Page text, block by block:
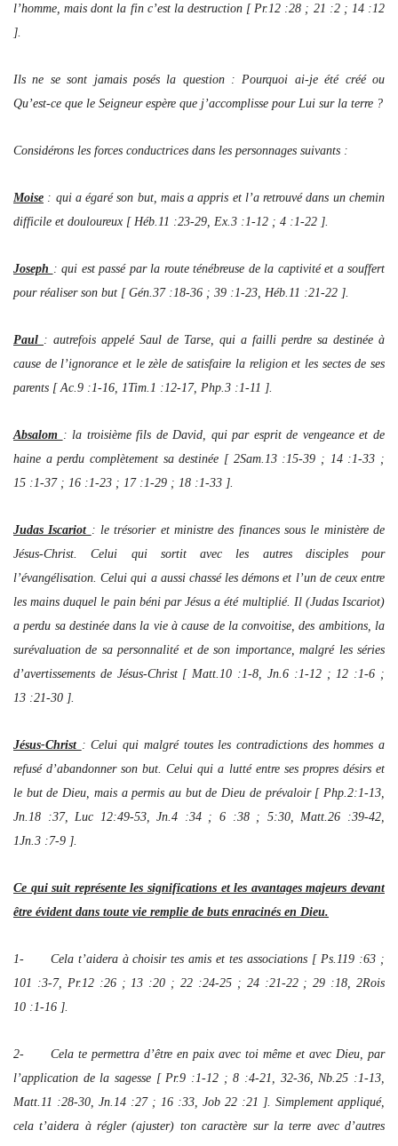
l’homme, mais dont la fin c’est la destruction [ Pr.12 :28 ; 21 :2 ; 14 :12
].
Ils ne se sont jamais posés la question : Pourquoi ai-je été créé ou
Qu’est-ce que le Seigneur espère que j’accomplisse pour Lui sur la terre ?
Considérons les forces conductrices dans les personnages suivants :
Moise : qui a égaré son but, mais a appris et l’a retrouvé dans un chemin
difficile et douloureux [ Héb.11 :23-29, Ex.3 :1-12 ; 4 :1-22 ].
Joseph : qui est passé par la route ténébreuse de la captivité et a souffert
pour réaliser son but [ Gén.37 :18-36 ; 39 :1-23, Héb.11 :21-22 ].
Paul : autrefois appelé Saul de Tarse, qui a failli perdre sa destinée à
cause de l’ignorance et le zèle de satisfaire la religion et les sectes de ses
parents [ Ac.9 :1-16, 1Tim.1 :12-17, Php.3 :1-11 ].
Absalom : la troisième fils de David, qui par esprit de vengeance et de
haine a perdu complètement sa destinée [ 2Sam.13 :15-39 ; 14 :1-33 ;
15 :1-37 ; 16 :1-23 ; 17 :1-29 ; 18 :1-33 ].
Judas Iscariot : le trésorier et ministre des finances sous le ministère de
Jésus-Christ. Celui qui sortit avec les autres disciples pour
l’évangélisation. Celui qui a aussi chassé les démons et l’un de ceux entre
les mains duquel le pain béni par Jésus a été multiplié. Il (Judas Iscariot)
a perdu sa destinée dans la vie à cause de la convoitise, des ambitions, la
surévaluation de sa personnalité et de son importance, malgré les séries
d’avertissements de Jésus-Christ [ Matt.10 :1-8, Jn.6 :1-12 ; 12 :1-6 ;
13 :21-30 ].
Jésus-Christ : Celui qui malgré toutes les contradictions des hommes a
refusé d’abandonner son but. Celui qui a lutté entre ses propres désirs et
le but de Dieu, mais a permis au but de Dieu de prévaloir [ Php.2:1-13,
Jn.18 :37, Luc 12:49-53, Jn.4 :34 ; 6 :38 ; 5:30, Matt.26 :39-42,
1Jn.3 :7-9 ].
Ce qui suit représente les significations et les avantages majeurs devant
être évident dans toute vie remplie de buts enracinés en Dieu.
1- Cela t’aidera à choisir tes amis et tes associations [ Ps.119 :63 ;
101 :3-7, Pr.12 :26 ; 13 :20 ; 22 :24-25 ; 24 :21-22 ; 29 :18, 2Rois
10 :1-16 ].
2- Cela te permettra d’être en paix avec toi même et avec Dieu, par
l’application de la sagesse [ Pr.9 :1-12 ; 8 :4-21, 32-36, Nb.25 :1-13,
Matt.11 :28-30, Jn.14 :27 ; 16 :33, Job 22 :21 ]. Simplement appliqué,
cela t’aidera à régler (ajuster) ton caractère sur la terre avec d’autres